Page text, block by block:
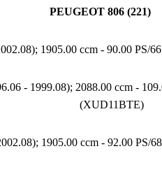
PEUGEOT 806 (221)
1905.00 ccm - 90.00
- 1999.08); 2088.00 ccm -
(XUD11BTE)
1905.00 ccm - 92.00